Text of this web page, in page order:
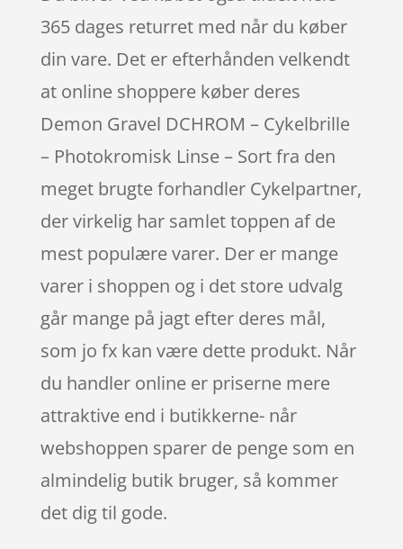
365 dages returret med når du køber
din vare. Det er efterhånden velkendt
at online shoppere køber deres
Demon Gravel DCHROM – Cykelbrille
– Photokromisk Linse – Sort fra den
meget brugte forhandler Cykelpartner,
der virkelig har samlet toppen af de
mest populære varer. Der er mange
varer i shoppen og i det store udvalg
går mange på jagt efter deres mål,
som jo fx kan være dette produkt. Når
du handler online er priserne mere
attraktive end i butikkerne- når
webshoppen sparer de penge som en
almindelig butik bruger, så kommer
det dig til gode.